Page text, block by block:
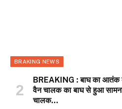
BRAKING NEWS
BREAKING : बाघ का आतंक
वैन चालक का बाघ से हुआ
चालक…